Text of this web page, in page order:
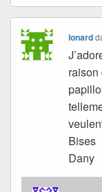
Ionard
Bises
Dany